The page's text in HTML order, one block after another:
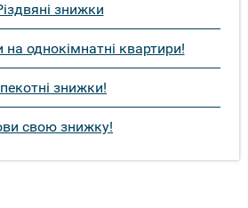
знижки
на однокімнатні квартири!
знижки!
свою знижку!